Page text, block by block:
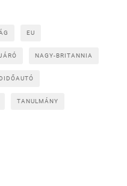
EU
NAGY-BRITANNIA
TANULMÁNY